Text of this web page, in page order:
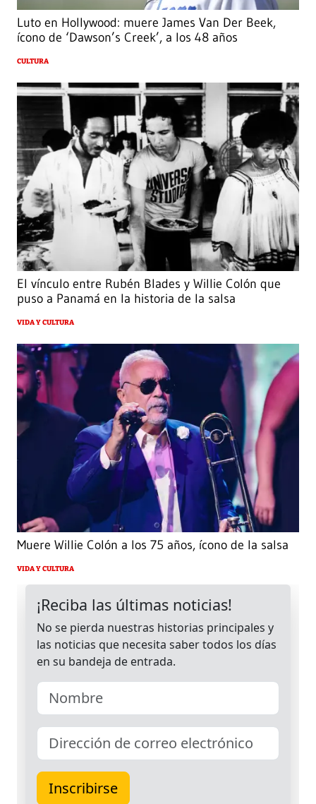
Luto en Hollywood: muere James Van Der Beek,
ícono de ‘Dawson’s Creek’, a los 48 años
CULTURA
El vínculo entre Rubén Blades y Willie Colón que
puso a Panamá en la historia de la salsa
VIDA Y CULTURA
Muere Willie Colón a los 75 años, ícono de la salsa
VIDA Y CULTURA